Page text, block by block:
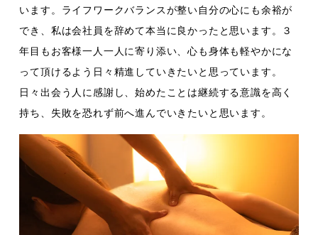
います。ライフワークバランスが整い自分の心にも余裕が
でき、私は会社員を辞めて本当に良かったと思います。３
年目もお客様一人一人に寄り添い、心も身体も軽やかにな
って頂けるよう日々精進していきたいと思っています。
日々出会う人に感謝し、始めたことは継続する意識を高く
持ち、失敗を恐れず前へ進んでいきたいと思います。